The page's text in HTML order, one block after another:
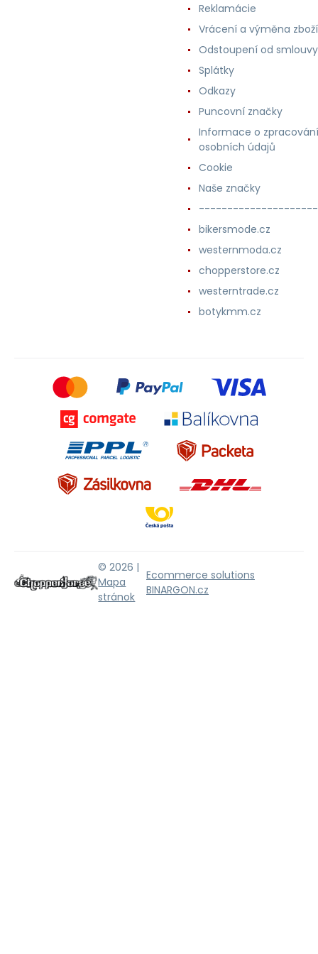
Reklamácie
Vrácení a výměna zboží
Odstoupení od smlouvy
Splátky
Odkazy
Puncovní značky
Informace o zpracování
osobních údajů
Cookie
Naše značky
bikersmode.cz
westernmoda.cz
chopperstore.cz
westerntrade.cz
botykmm.cz
© 2026 |
Mapa
stránok
Ecommerce solutions
BINARGON.cz